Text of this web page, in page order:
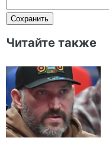
Читайте также